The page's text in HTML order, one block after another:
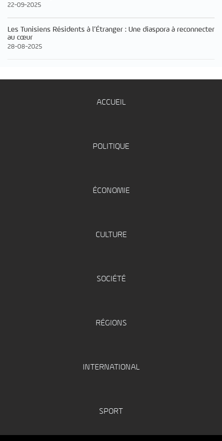
22-09-2025
Les Tunisiens Résidents à l’Étranger : Une diaspora à reconnecter
au cœur
28-08-2025
ACCUEIL
POLITIQUE
ÉCONOMIE
CULTURE
SOCIÉTÉ
RÉGIONS
INTERNATIONAL
SPORT